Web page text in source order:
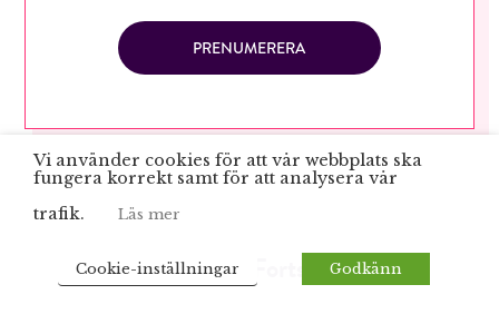
PRENUMERERA
En sida till? Fortsätt läs!
Vi använder cookies för att vår webbplats ska
fungera korrekt samt för att analysera vår
trafik.
Läs mer
Cookie-inställningar Godkänn